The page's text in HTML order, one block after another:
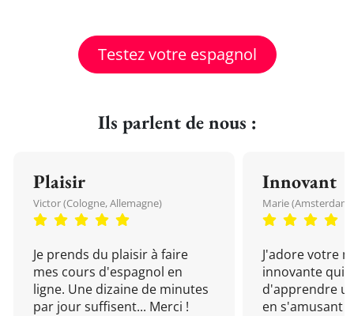
Testez votre espagnol
Ils parlent de nous :
Plaisir
Victor (Cologne, Allemagne)
Je prends du plaisir à faire
mes cours d'espagnol en
ligne. Une dizaine de minutes
par jour suffisent... Merci !
Innovant
Marie (Amsterdam,
J'adore votre
innovante qui
d'apprendre
en s'amusant !